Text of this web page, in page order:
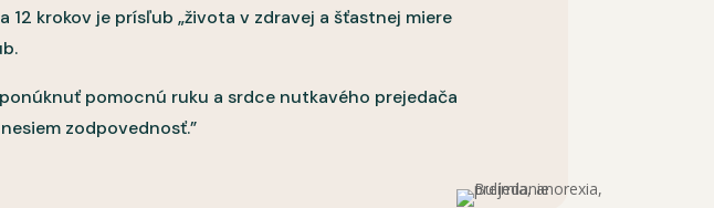
12 krokov je prísľub „života v zdravej a šťastnej miere
pomocnú ruku a srdce nutkavého prejedača
zodpovednosť.”